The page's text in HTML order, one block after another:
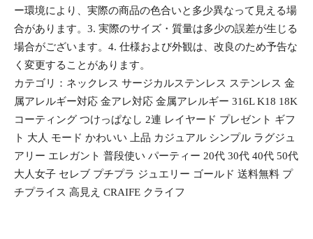
ー環境により、実際の商品の色合いと多少異なって見える場
合があります。3. 実際のサイズ・質量は多少の誤差が生じる
場合がございます。4. 仕様および外観は、改良のため予告な
く変更することがあります。
カテゴリ：ネックレス サージカルステンレス ステンレス 金
属アレルギー対応 金アレ対応 金属アレルギー 316L K18 18K
コーティング つけっぱなし 2連 レイヤード プレゼント ギフ
ト 大人 モード かわいい 上品 カジュアル シンプル ラグジュ
アリー エレガント 普段使い パーティー 20代 30代 40代 50代
大人女子 セレブ プチプラ ジュエリー ゴールド 送料無料 プ
チプライス 高見え CRAIFE クライフ